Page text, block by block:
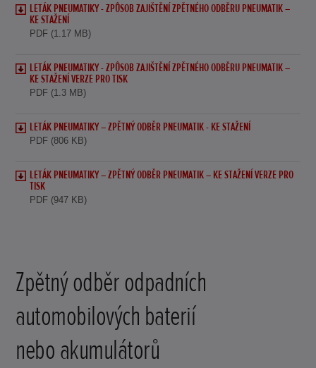
LETÁK PNEUMATIKY - ZPŮSOB ZAJIŠTĚNÍ ZPĚTNÉHO ODBĚRU PNEUMATIK –
KE STAŽENÍ
PDF (1.17 MB)
LETÁK PNEUMATIKY - ZPŮSOB ZAJIŠTĚNÍ ZPĚTNÉHO ODBĚRU PNEUMATIK –
KE STAŽENÍ VERZE PRO TISK
PDF (1.3 MB)
LETÁK PNEUMATIKY – ZPĚTNÝ ODBĚR PNEUMATIK - KE STAŽENÍ
PDF (806 KB)
LETÁK PNEUMATIKY – ZPĚTNÝ ODBĚR PNEUMATIK – KE STAŽENÍ VERZE PRO
TISK
PDF (947 KB)
Zpětný odběr odpadních
automobilových baterií
nebo akumulátorů